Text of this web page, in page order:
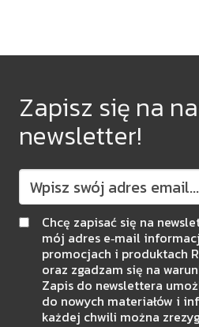
Zapisz się na
newsletter!
Chcę zapisać się na
mój adres e‑mail
promocjach i produktach
oraz zgadzam się na
Zapis do newslettera
do nowych materiałów i
każdej chwili można